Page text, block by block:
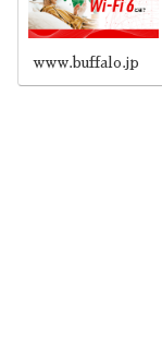
www.buffalo.jp